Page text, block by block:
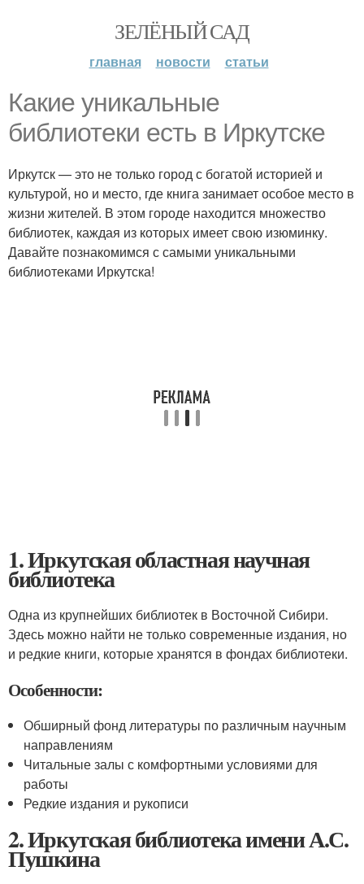
ЗЕЛЁНЫЙ САД
главная новости статьи
Какие уникальные
библиотеки есть в Иркутске
Иркутск — это не только город с богатой историей и
культурой, но и место, где книга занимает особое место в
жизни жителей. В этом городе находится множество
библиотек, каждая из которых имеет свою изюминку.
Давайте познакомимся с самыми уникальными
библиотеками Иркутска!
1. Иркутская областная научная
библиотека
Одна из крупнейших библиотек в Восточной Сибири.
Здесь можно найти не только современные издания, но
и редкие книги, которые хранятся в фондах библиотеки.
Особенности:
Обширный фонд литературы по различным научным
направлениям
Читальные залы с комфортными условиями для
работы
Редкие издания и рукописи
2. Иркутская библиотека имени А.С.
Пушкина